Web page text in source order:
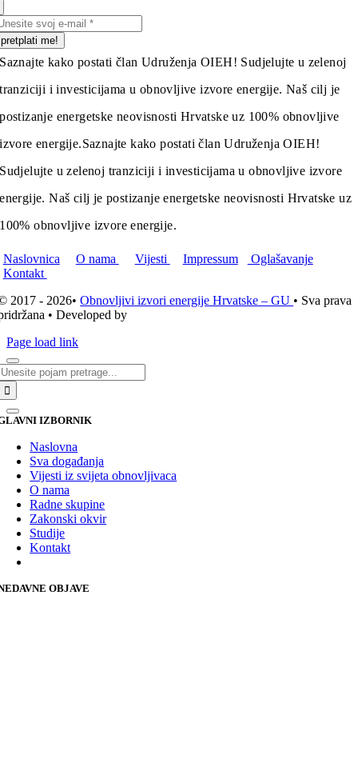
pretplati me!
Saznajte kako postati član Udruženja OIEH! Sudjelujte u zelenoj
tranziciji i investicijama u obnovljive izvore energije. Naš cilj je
postizanje energetske neovisnosti Hrvatske uz 100% obnovljive
izvore energije.Saznajte kako postati član Udruženja OIEH!
Sudjelujte u zelenoj tranziciji i investicijama u obnovljive izvore
energije. Naš cilj je postizanje energetske neovisnosti Hrvatske uz
100% obnovljive izvore energije.
Naslovnica O nama Vijesti Impressum
Oglašavanje
Kontakt
2017 - 2026•Obnovljivi izvori energije Hrvatske – GU • Sva prava
• Developed by
Page load link
IZBORNIK
Naslovna
Sva događanja
Vijesti iz svijeta obnovljivaca
O nama
Radne skupine
Zakonski okvir
Studije
Kontakt
OBJAVE